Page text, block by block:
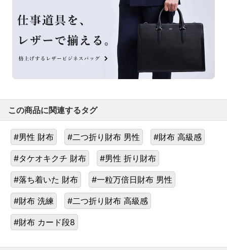
この商品に関連するタグ
#男性 財布 #二つ折り財布 男性 #財布 高級感
#タケオキクチ 財布 #男性 折り財布
#落ち着いた 財布 #一粒万倍日財布 男性
#財布 洗練 #二つ折り財布 高級感
#財布 カード段8